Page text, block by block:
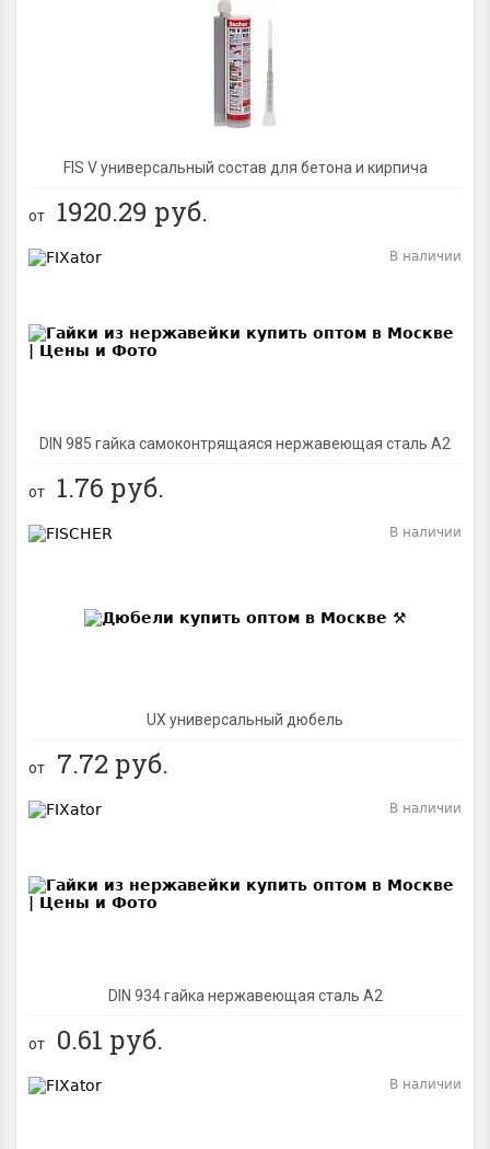
FIS V универсальный состав для бетона и кирпича
от 1920.29 руб.
DIN 985 гайка самоконтрящаяся нержавеющая сталь A2
В наличии
от 1.76 руб.
UX универсальный дюбель
В наличии
от 7.72 руб.
DIN 934 гайка нержавеющая сталь A2
В наличии
от 0.61 руб.
В наличии